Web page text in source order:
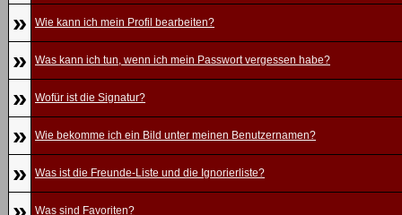
» Wie kann ich mein Profil bearbeiten?
» Was kann ich tun, wenn ich mein Passwort vergessen habe?
» Wofür ist die Signatur?
» Wie bekomme ich ein Bild unter meinen Benutzernamen?
» Was ist die Freunde-Liste und die Ignorierliste?
Was sind Favoriten?